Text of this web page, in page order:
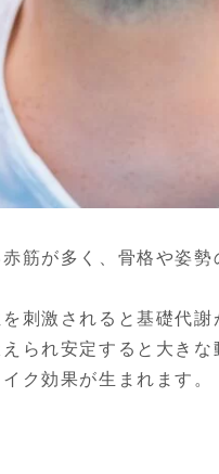
筋が多く、骨格や姿
刺激されると基礎代
られ安定すると大き
ク効果が生まれます。